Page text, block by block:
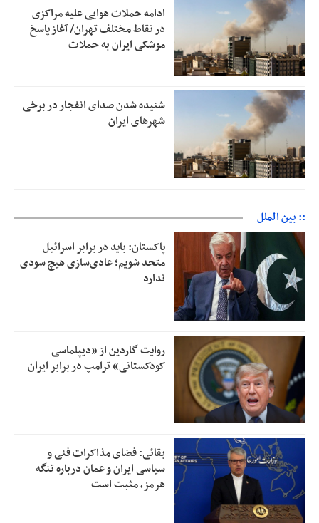
ادامه حملات هوایی علیه مراکزی
در نقاط مختلف تهران/ آغاز پاسخ
موشکی ایران به حملات
شنیده شدن صدای انفجار در برخی
شهرهای ایران
:: بین الملل
پاکستان: باید در برابر اسرائیل
متحد شویم؛ عادی‌سازی هیچ سودی
ندارد
روایت گاردین از «دیپلماسی
کودکستانی» ترامپ در برابر ایران
بقائی: فضای مذاکرات فنی و
سیاسی ایران و عمان درباره تنگه
هرمز، مثبت است